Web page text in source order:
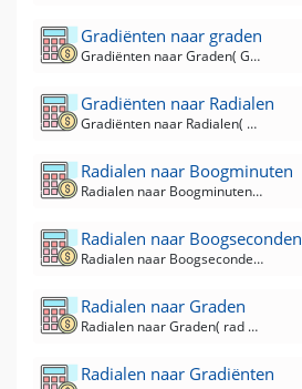
Gradiënten naar graden
Gradiënten naar Graden( Grad naar deg ) Converter
Gradiënten naar Radialen
Gradiënten naar Radialen( Grad naar rad ) Converter
Radialen naar Boogminuten
Radialen naar Boogminuten( rad naar arcmin ) Converter
Radialen naar Boogseconden
Radialen naar Boogseconden( rad naar arcsec ) Converter
Radialen naar Graden
Radialen naar Graden( rad naar deg ) Converter
Radialen naar Gradiënten